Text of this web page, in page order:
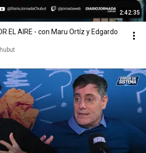
2:42:35
EL AIRE - con Maru Ortíz y Edgardo